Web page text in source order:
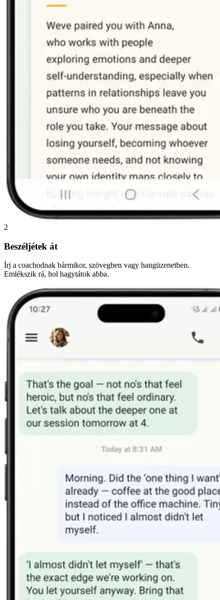
2
Beszéljétek át
Írj a coachodnak bármikor, szövegben vagy hangüzenetben.
Emlékszik rá, hol hagytátok abba.